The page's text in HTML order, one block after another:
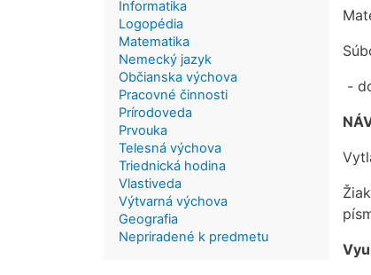
-
Informatika
Logopédia
Matematika
Nemecký jazyk
Občianska výchova
Pracovné činnosti
Prírodoveda
Prvouka
Telesná výchova
Triednická hodina
Vlastiveda
Výtvarná výchova
Geografia
Nepriradené k predmetu